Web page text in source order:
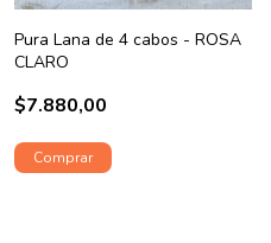
Pura Lana de 4 cabos - ROSA
CLARO
$7.880,00